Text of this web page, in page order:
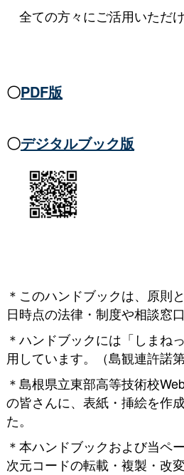
全ての方々にご活用いただけ
〇PDF版
〇デジタルブック版
＊このハンドブックは、原則
日時点の法律・制度や相談窓
＊ハンドブックには「しまね
用しています。（島観連許諾
＊島根県立東部高等技術校
の皆さんに、表紙・挿絵を作
た。
＊本ハンドブックおよび当ペ
次元コードの転載・複製・改